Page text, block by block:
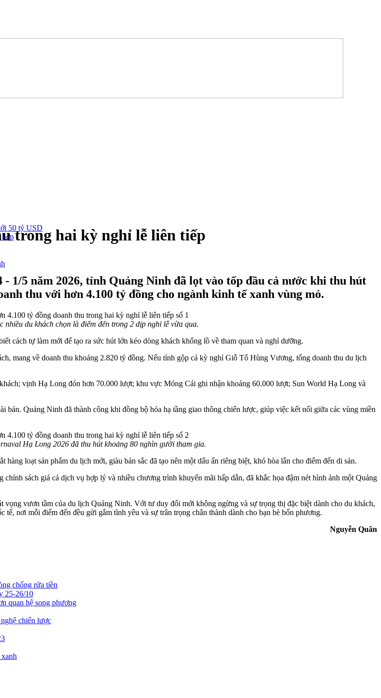
50 tỷ USD
hợp trong hai kỳ nghỉ lễ liên tiếp
1/5 năm 2026, tỉnh Quảng Ninh đã lọt vào tốp đầu cả nước khi thu hút
thu với hơn 4.100 tỷ đồng cho ngành kinh tế xanh vùng mỏ.
nhiều du khách chọn là điểm đến trong 2 dịp nghỉ lễ vừa qua.
cách tự làm mới để tạo ra sức hút lớn kéo dòng khách khổng lồ về tham quan và nghỉ dưỡng.
mang về doanh thu khoảng 2.820 tỷ đồng. Nếu tính gộp cả kỳ nghỉ Giỗ Tổ Hùng Vương, tổng doanh thu du lịch
vịnh Hạ Long đón hơn 70.000 lượt; khu vực Móng Cái ghi nhận khoảng 60.000 lượt; Sun World Hạ Long và
Quảng Ninh đã thành công khi đồng bộ hóa hạ tầng giao thông chiến lược, giúp việc kết nối giữa các vùng miền
Hạ Long 2026 đã thu hút khoảng 80 nghìn gười tham gia.
loạt sản phẩm du lịch mới, giàu bản sắc đã tạo nên một dấu ấn riêng biệt, khó hòa lẫn cho điểm đến di sản.
sách giá cả dịch vụ hợp lý và nhiều chương trình khuyến mãi hấp dẫn, đã khắc họa đậm nét hình ảnh một Quảng
vươn tầm của du lịch Quảng Ninh. Với tư duy đổi mới không ngừng và sự trọng thị đặc biệt dành cho du khách,
nơi mỗi điểm đến đều gửi gắm tình yêu và sự trân trọng chân thành dành cho bạn bè bốn phương.
Nguyễn Quân
chống rửa tiền
25-26/10
quan hệ song phương
chiến lược